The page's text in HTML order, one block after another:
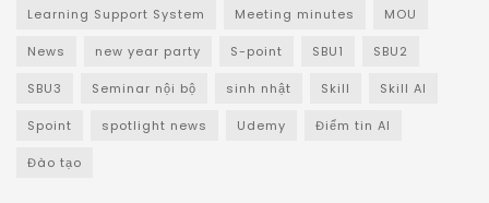
Learning Support System Meeting minutes MOU
News new year party S-point SBU1 SBU2
SBU3 Seminar nội bộ sinh nhật Skill Skill AI
Spoint spotlight news Udemy Điểm tin AI
Đào tạo